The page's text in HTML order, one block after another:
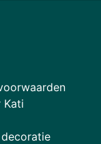
Kati